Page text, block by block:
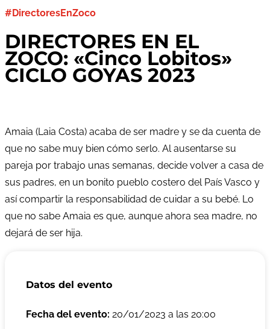
#DirectoresEnZoco
DIRECTORES EN EL
ZOCO: «Cinco Lobitos»
CICLO GOYAS 2023
Amaia (Laia Costa) acaba de ser madre y se da cuenta de
que no sabe muy bien cómo serlo. Al ausentarse su
pareja por trabajo unas semanas, decide volver a casa de
sus padres, en un bonito pueblo costero del País Vasco y
así compartir la responsabilidad de cuidar a su bebé. Lo
que no sabe Amaia es que, aunque ahora sea madre, no
dejará de ser hija.
Datos del evento
Fecha del evento: 20/01/2023 a las 20:00